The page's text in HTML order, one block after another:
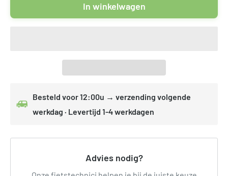
In winkelwagen
Besteld voor 12:00u → verzending volgende
werkdag · Levertijd 1-4 werkdagen
Advies nodig?